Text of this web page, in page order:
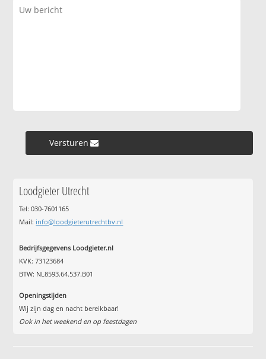
Versturen »
Loodgieter Utrecht
Tel: 030-7601165
Mail: info@loodgieterutrechtbv.nl
Bedrijfsgegevens Loodgieter.nl
KVK: 73123684
BTW: NL8593.64.537.B01
Openingstijden
Wij zijn dag en nacht bereikbaar!
Ook in het weekend en op feestdagen